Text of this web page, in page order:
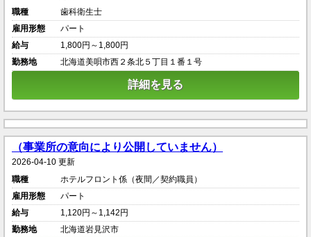
職種
歯科衛生士
雇用形態
パート
給与
1,800円～1,800円
勤務地
北海道美唄市西２条北５丁目１番１号
詳細を見る
（事業所の意向により公開していません）
2026-04-10 更新
職種
ホテルフロント係（夜間／契約職員）
雇用形態
パート
給与
1,120円～1,142円
勤務地
北海道岩見沢市